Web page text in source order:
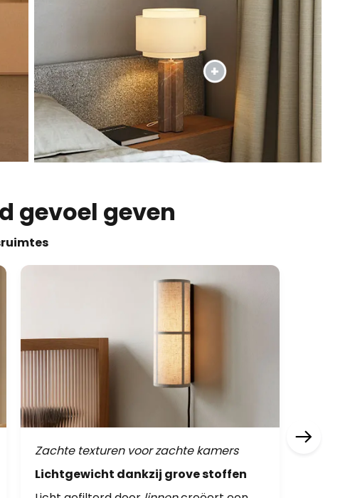
gevoel geven
Zachte texturen voor zachte kamers
Lichtgewicht dankzij grove stoffen